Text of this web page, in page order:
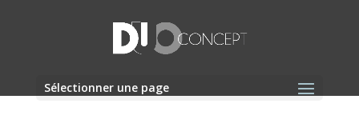
Sélectionner une page